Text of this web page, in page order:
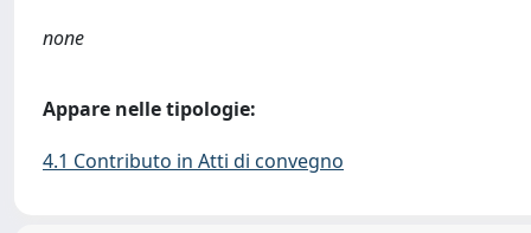
none
Appare nelle tipologie:
4.1 Contributo in Atti di convegno